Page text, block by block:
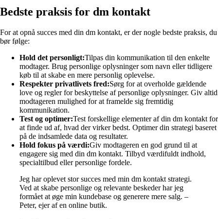
Bedste praksis for dm kontakt
For at opnå succes med din dm kontakt, er der nogle bedste praksis, du
bør følge:
Hold det personligt:Tilpas din kommunikation til den enkelte
modtager. Brug personlige oplysninger som navn eller tidligere
køb til at skabe en mere personlig oplevelse.
Respekter privatlivets fred:Sørg for at overholde gældende
love og regler for beskyttelse af personlige oplysninger. Giv altid
modtageren mulighed for at framelde sig fremtidig
kommunikation.
Test og optimer:Test forskellige elementer af din dm kontakt for
at finde ud af, hvad der virker bedst. Optimer din strategi baseret
på de indsamlede data og resultater.
Hold fokus på værdi:Giv modtageren en god grund til at
engagere sig med din dm kontakt. Tilbyd værdifuldt indhold,
specialtilbud eller personlige fordele.
Jeg har oplevet stor succes med min dm kontakt strategi.
Ved at skabe personlige og relevante beskeder har jeg
formået at øge min kundebase og generere mere salg. –
Peter, ejer af en online butik.